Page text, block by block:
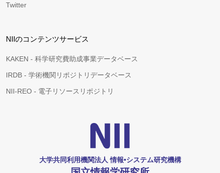
Twitter
NIIのコンテンツサービス
KAKEN - 科学研究費助成事業データベース
IRDB - 学術機関リポジトリデータベース
NII-REO - 電子リソースリポジトリ
大学共同利用機関法人 情報•システム研究機構